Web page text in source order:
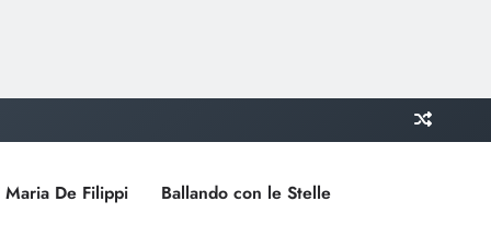
De Filippi Ballando con le Stelle